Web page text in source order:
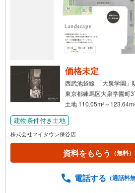
価格未定
西武池袋線 「大泉学園」
東京都練馬区大泉学園町3
土地 110.05m2 ～123.64m
建物条件付き土地
株式会社マイタウン保谷店
資料をもらう （無料）
電話する （通話料